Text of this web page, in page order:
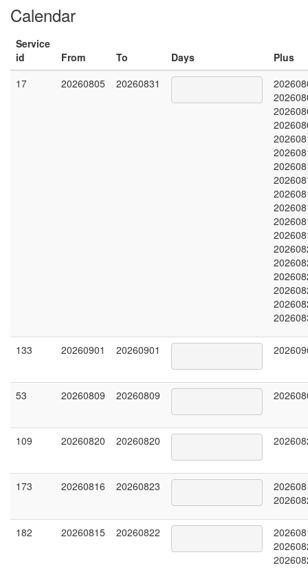
Calendar
Service
id
From To Days
Plus
17
20260805 20260831
133 20260901 20260901
53 20260809 20260809
109 20260820 20260820
173 20260816 20260823
182 20260815 20260822